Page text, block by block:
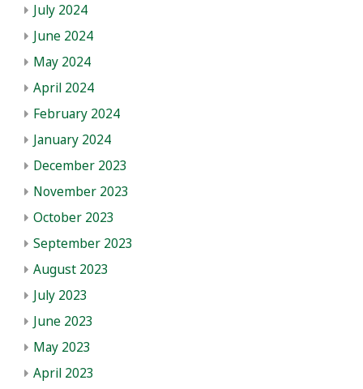
July 2024
June 2024
May 2024
April 2024
February 2024
January 2024
December 2023
November 2023
October 2023
September 2023
August 2023
July 2023
June 2023
May 2023
April 2023